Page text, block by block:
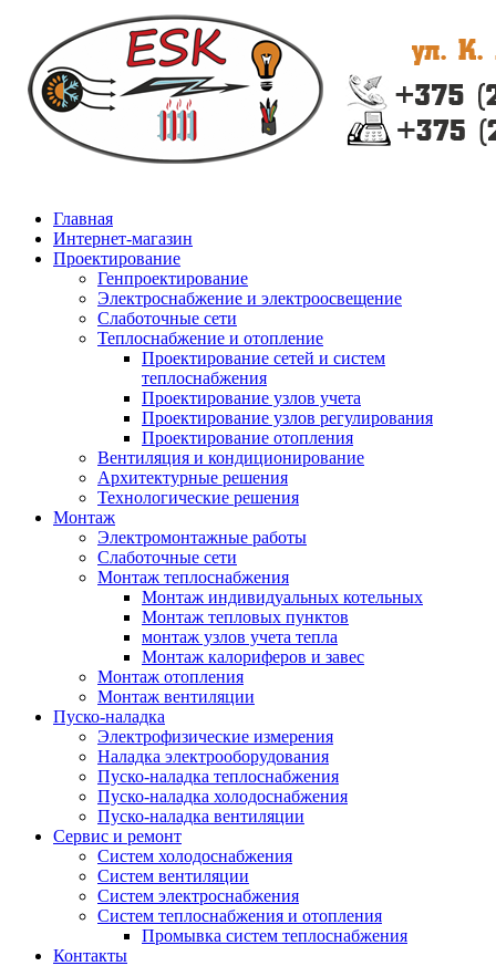
Главная
Интернет-магазин
Проектирование
Генпроектирование
Электроснабжение и электроосвещение
Слаботочные сети
Теплоснабжение и отопление
Проектирование сетей и систем
теплоснабжения
Проектирование узлов учета
Проектирование узлов регулирования
Проектирование отопления
Вентиляция и кондиционирование
Архитектурные решения
Технологические решения
Монтаж
Электромонтажные работы
Слаботочные сети
Монтаж теплоснабжения
Монтаж индивидуальных котельных
Монтаж тепловых пунктов
монтаж узлов учета тепла
Монтаж калориферов и завес
Монтаж отопления
Монтаж вентиляции
Пуско-наладка
Электрофизические измерения
Наладка электрооборудования
Пуско-наладка теплоснабжения
Пуско-наладка холодоснабжения
Пуско-наладка вентиляции
Сервис и ремонт
Систем холодоснабжения
Систем вентиляции
Систем электроснабжения
Систем теплоснабжения и отопления
Промывка систем теплоснабжения
Контакты